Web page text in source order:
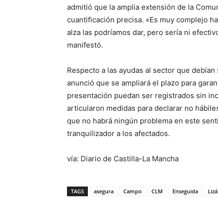
admitió que la amplia extensión de la
cuantificación precisa. «Es muy complejo
alza las podríamos dar, pero sería ni
manifestó.
Respecto a las ayudas al sector que
anunció que se ampliará el plazo para
presentación puedan ser registrados sin
articularon medidas para declarar no
que no habrá ningún problema en este
tranquilizador a los afectados.
vía: Diario de Castilla-La Mancha
TAGS asegura Campo CLM Enseguida